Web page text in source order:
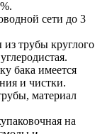
сети до 3
трубы круглого
бака имеется
и чистки.
материал
на